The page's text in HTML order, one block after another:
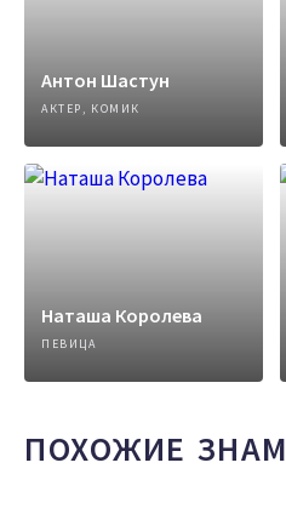
Антон Шастун
АКТЕР, КОМИК
Наташа Королева
ПЕВИЦА
ПОХОЖИЕ